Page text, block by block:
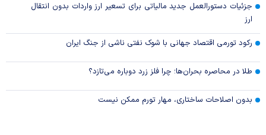
جزئیات دستورالعمل جدید مالیاتی برای تسعیر ارز واردات بدون انتقال
ارز
رکود تورمی اقتصاد جهانی با شوک نفتی ناشی از جنگ ایران
طلا در محاصره بحران‌ها؛ چرا فلز زرد دوباره می‌تازد؟
بدون اصلاحات ساختاری، مهار تورم ممکن نیست